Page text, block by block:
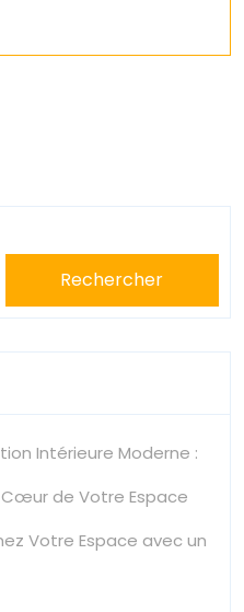
Rechercher
Intérieure Moderne :
de Votre Espace
Votre Espace avec un